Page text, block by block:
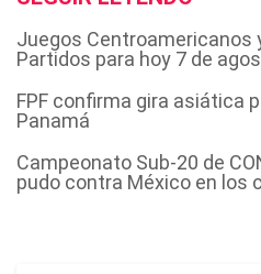
Juegos Centroamericanos
Partidos para hoy 7 de
FPF confirma gira asiática
Panamá
Campeonato Sub-20 de
pudo contra México en los